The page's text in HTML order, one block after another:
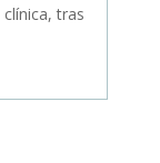
tras